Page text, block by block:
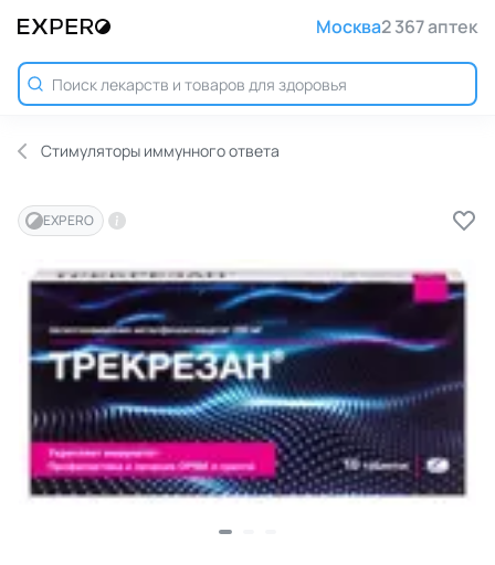
Москва2 367 аптек
Стимуляторы иммунного ответа
EXPERO